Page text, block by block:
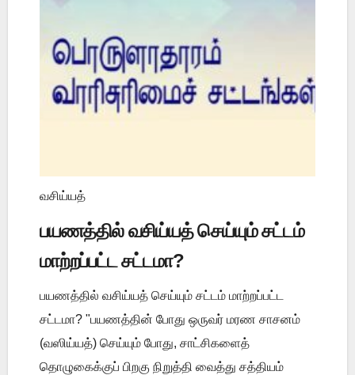
வசிய்யத்
பயணத்தில் வசிய்யத் செய்யும் சட்டம்
மாற்றப்பட்ட சட்டமா?
பயணத்தில் வசிய்யத் செய்யும் சட்டம் மாற்றப்பட்ட
சட்டமா? "பயணத்தின் போது ஒருவர் மரண சாசனம்
(வஸிய்யத்) செய்யும் போது, சாட்சிகளைத்
தொழுகைக்குப் பிறகு நிறுத்தி வைத்து சத்தியம்